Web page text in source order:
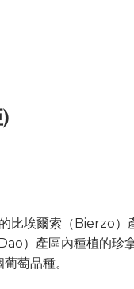
比埃爾索（Bierzo）
）產區內種植的珍
萄品種。